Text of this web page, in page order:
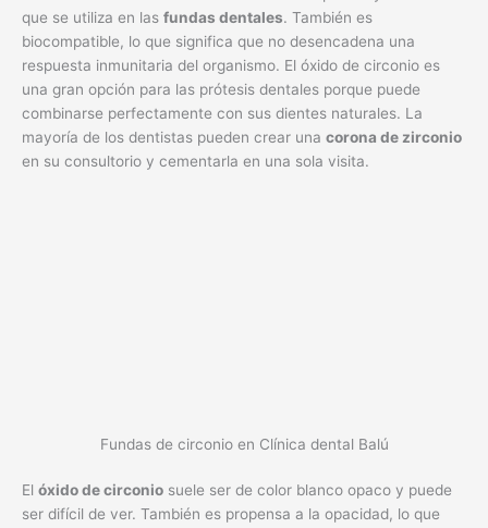
que se utiliza en las fundas dentales. También es
biocompatible, lo que significa que no desencadena una
respuesta inmunitaria del organismo. El óxido de circonio es
una gran opción para las prótesis dentales porque puede
combinarse perfectamente con sus dientes naturales. La
mayoría de los dentistas pueden crear una corona de zirconio
en su consultorio y cementarla en una sola visita.
Fundas de circonio en Clínica dental Balú
El óxido de circonio suele ser de color blanco opaco y puede
ser difícil de ver. También es propensa a la opacidad, lo que